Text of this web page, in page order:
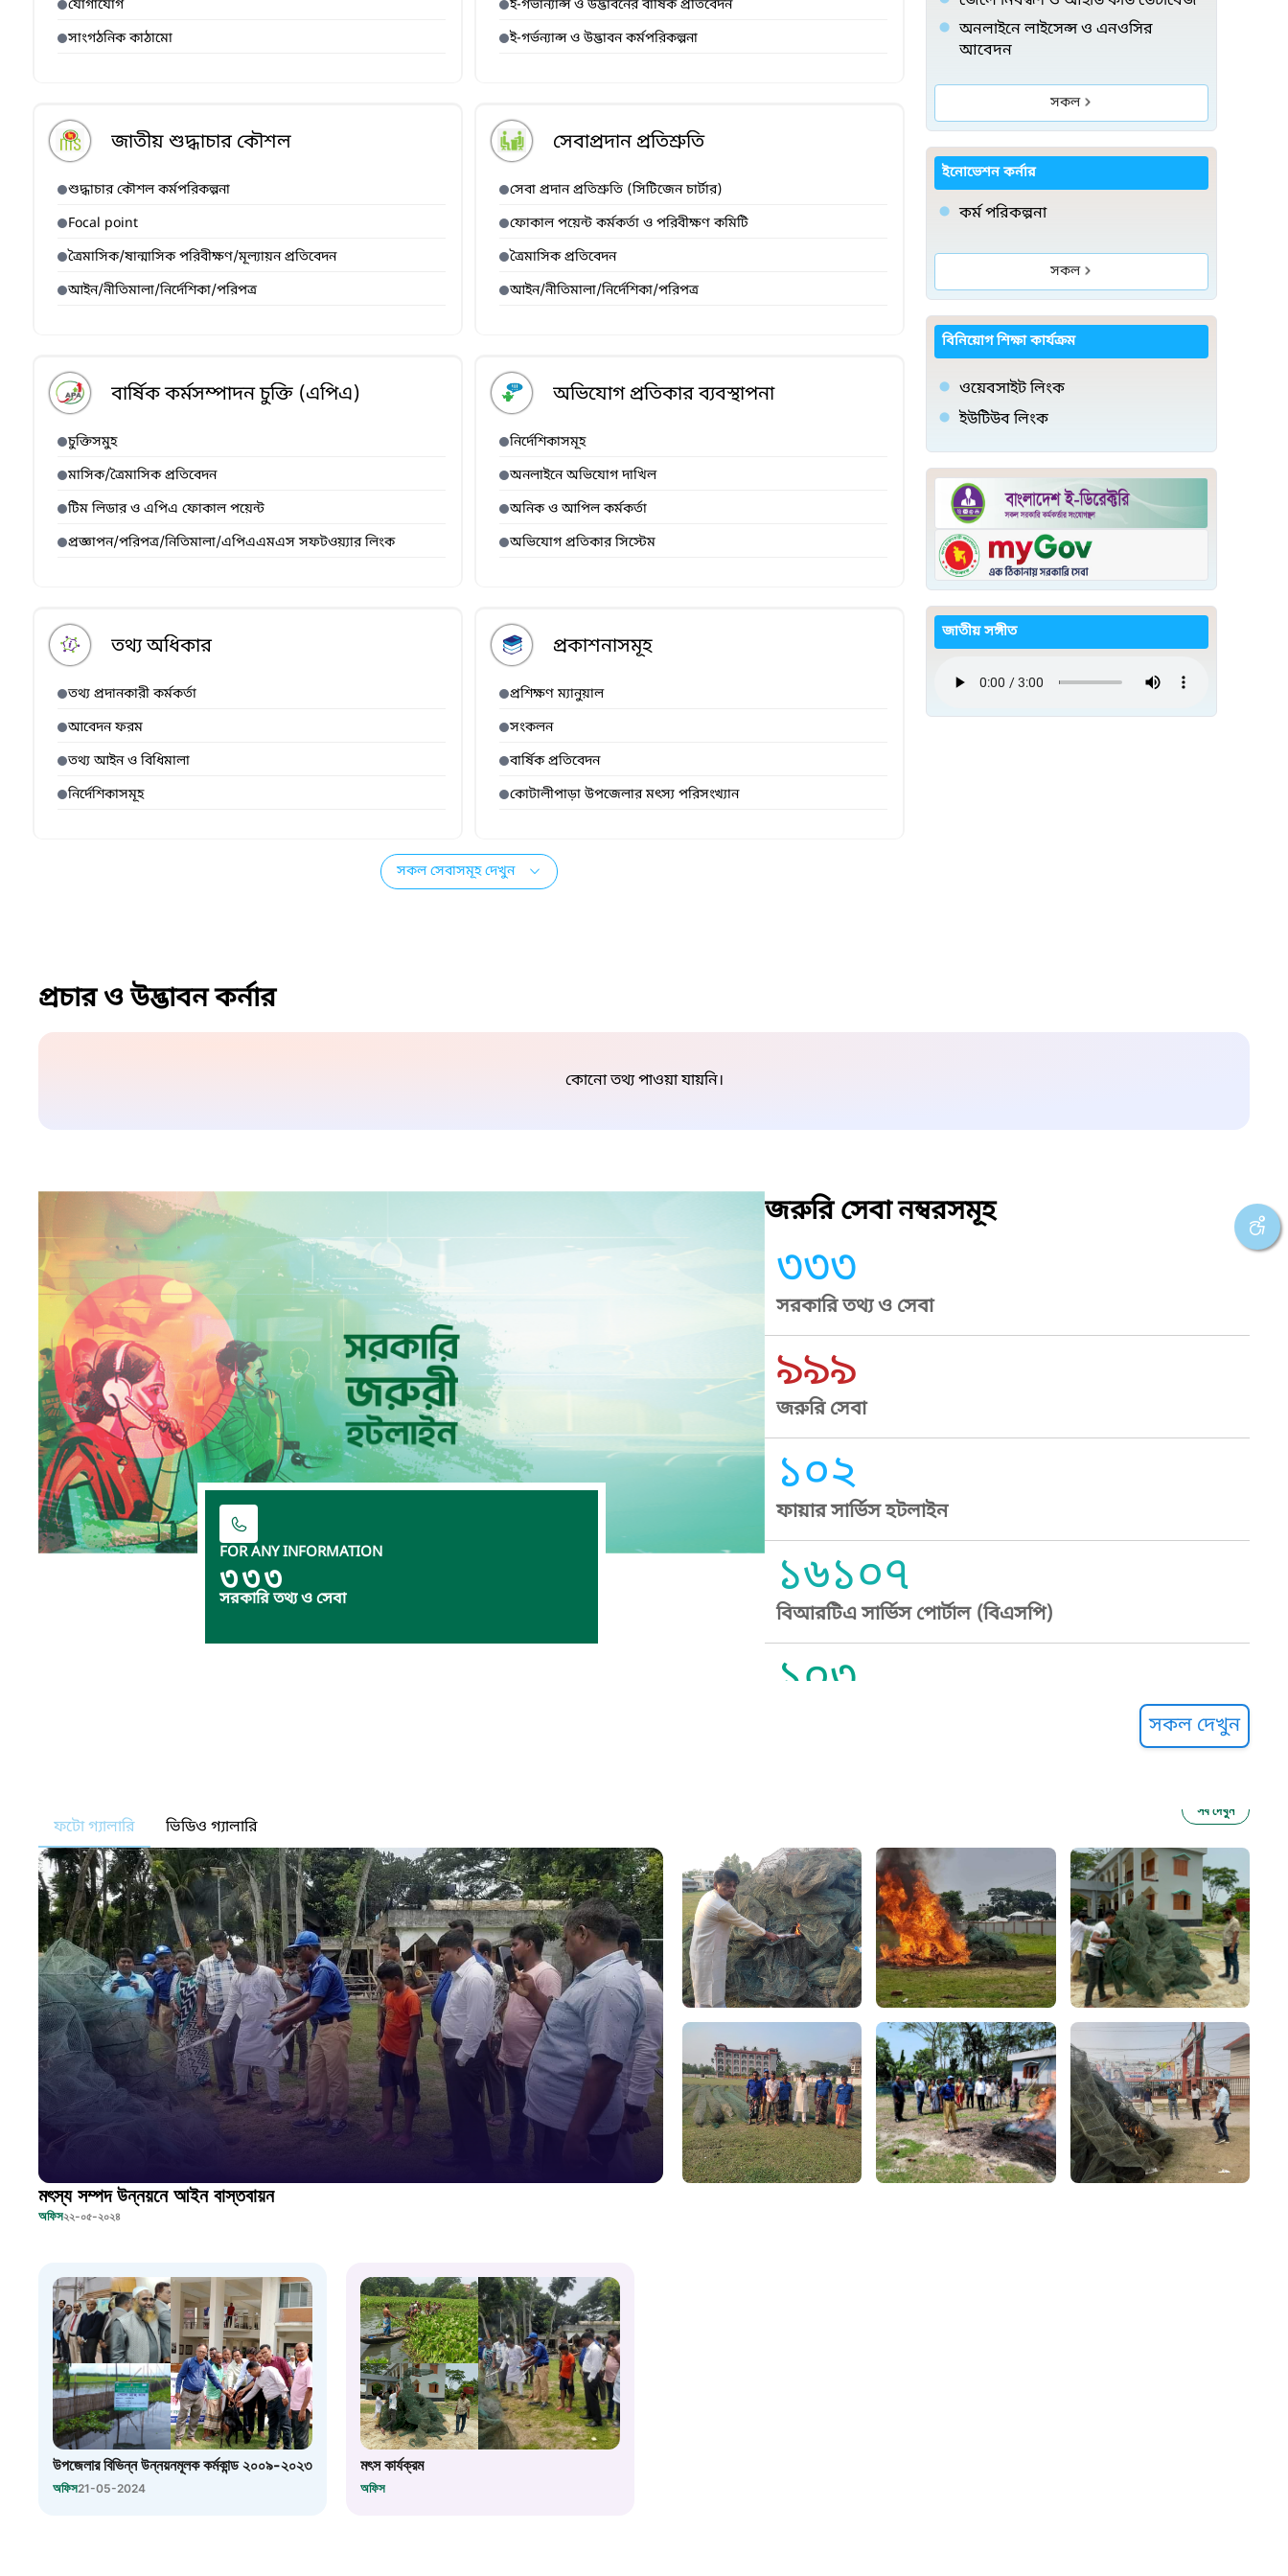
যোগাযোগ
সাংগঠনিক কাঠামো
ই-গভার্ন্যান্স ও উদ্ভাবনের বার্ষিক প্রতিবেদন
ই-গর্ভন্যান্স ও উদ্ভাবন কর্মপরিকল্পনা
জাতীয় শুদ্ধাচার কৌশল
শুদ্ধাচার কৌশল কর্মপরিকল্পনা
Focal point
ত্রৈমাসিক/ষান্মাসিক পরিবীক্ষণ/মূল্যায়ন প্রতিবেদন
আইন/নীতিমালা/নির্দেশিকা/পরিপত্র
সেবাপ্রদান প্রতিশ্রুতি
সেবা প্রদান প্রতিশ্রুতি (সিটিজেন চার্টার)
ফোকাল পয়েন্ট কর্মকর্তা ও পরিবীক্ষণ কমিটি
ত্রৈমাসিক প্রতিবেদন
আইন/নীতিমালা/নির্দেশিকা/পরিপত্র
বার্ষিক কর্মসম্পাদন চুক্তি (এপিএ)
চুক্তিসমুহ
মাসিক/ত্রৈমাসিক প্রতিবেদন
টিম লিডার ও এপিএ ফোকাল পয়েন্ট
প্রজ্ঞাপন/পরিপত্র/নিতিমালা/এপিএএমএস সফটওয়্যার লিংক
অভিযোগ প্রতিকার ব্যবস্থাপনা
নির্দেশিকাসমূহ
অনলাইনে অভিযোগ দাখিল
অনিক ও আপিল কর্মকর্তা
অভিযোগ প্রতিকার সিস্টেম
তথ্য অধিকার
তথ্য প্রদানকারী কর্মকর্তা
আবেদন ফরম
তথ্য আইন ও বিধিমালা
নির্দেশিকাসমূহ
প্রকাশনাসমূহ
প্রশিক্ষণ ম্যানুয়াল
সংকলন
বার্ষিক প্রতিবেদন
কোটালীপাড়া উপজেলার মৎস্য পরিসংখ্যান
সকল সেবাসমূহ দেখুন
অনলাইনে লাইসেন্স ও এনওসির
আবেদন
সকল
ইনোভেশন কর্নার
কর্ম পরিকল্পনা
সকল
বিনিয়োগ শিক্ষা কার্যক্রম
ওয়েবসাইট লিংক
ইউটিউব লিংক
জাতীয় সঙ্গীত
প্রচার ও উদ্ভাবন কর্নার
কোনো তথ্য পাওয়া যায়নি।
FOR ANY INFORMATION
৩৩৩
সরকারি তথ্য ও সেবা
জরুরি সেবা নম্বরসমূহ
৩৩৩
সরকারি তথ্য ও সেবা
৯৯৯
জরুরি সেবা
১০২
ফায়ার সার্ভিস হটলাইন
১৬১০৭
বিআরটিএ সার্ভিস পোর্টাল (বিএসপি)
১০৩
১০৬
দুদক
১০২
দুর্যোগের আগাম বার্তা
১৬১২২
স্মার্ট ভূমি সেবা
১০৯৮
সকল দেখুন
ফটো গ্যালারি ভিডিও গ্যালারি
সব দেখুন
মৎস্য সম্পদ উন্নয়নে আইন বাস্তবায়ন
অফিস২২-০৫-২০২৪
উপজেলার বিভিন্ন উন্নয়নমূলক কর্মকান্ড ২০০৯-২০২৩
অফিস21-05-2024
মৎস কার্যক্রম
অফিস